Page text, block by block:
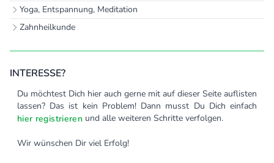
Yoga, Entspannung, Meditation
Zahnheilkunde
INTERESSE?
Du möchtest Dich hier auch gerne mit auf dieser Seite auflisten
lassen? Das ist kein Problem! Dann musst Du Dich einfach
hier registrierenund alle weiteren Schritte verfolgen.
Wir wünschen Dir viel Erfolg!